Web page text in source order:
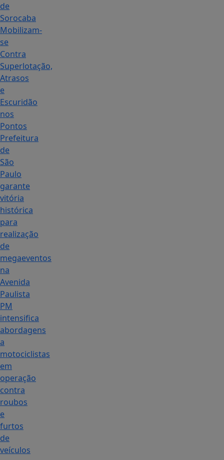
de
Sorocaba
Mobilizam-
se
Contra
Superlotação,
Atrasos
e
Escuridão
nos
Pontos
Prefeitura
de
São
Paulo
garante
vitória
histórica
para
realização
de
megaeventos
na
Avenida
Paulista
PM
intensifica
abordagens
a
motociclistas
em
operação
contra
roubos
e
furtos
de
veículos